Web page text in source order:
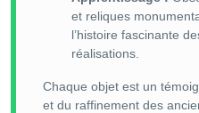
et reliques
l’histoire fascinante
réalisations.
Chaque objet est un
et du raffinement des